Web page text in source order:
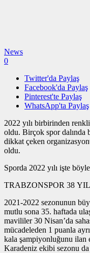
News
0
Twitter'da Paylaş
Facebook'da Paylaş
Pinterest'te Paylaş
WhatsApp'ta Paylaş
2022 yılı birbirinden
oldu. Birçok spor dalında
dikkat çeken
oldu.
Sporda 2022 yılı işte
TRABZONSPOR 38
2021-2022 sezonunun
mutlu sona 35. haftada
mavililer 30 Nisan’da
mücadeleden 1 puanla
kala şampiyonluğunu ilan
Karadeniz ekibi sezonu